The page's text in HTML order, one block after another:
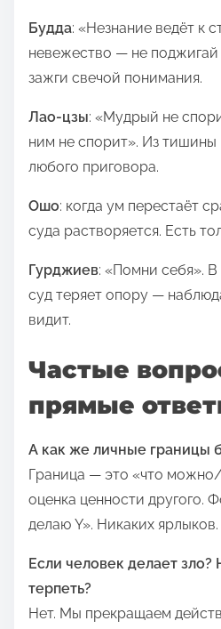
Будда: «Незнание ведёт к
невежество — не
зажги свечой понимания.
Лао-цзы: «Мудрый не
ним не спорит». Из тишины
любого приговора.
Ошо: когда ум перестаёт
суда растворяется. Есть
Гурджиев: «Помни себя».
суд теряет опору —
видит.
Частые
прямые
А как же личные границы
Граница — это «что
оценка ценности другого.
делаю Y». Никаких ярлыков.
Если человек делает
терпеть?
Нет. Мы прекращаем